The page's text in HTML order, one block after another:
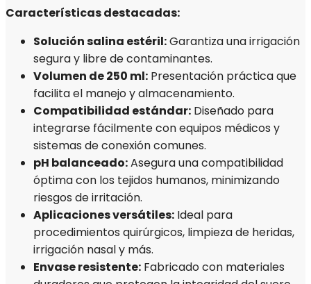
Características destacadas:
Solución salina estéril:Garantiza una irrigación
segura y libre de contaminantes.
Volumen de 250 ml: Presentación práctica que
facilita el manejo y almacenamiento.
Compatibilidad estándar: Diseñado para
integrarse fácilmente con equipos médicos y
sistemas de conexión comunes.
pH balanceado:Asegura una compatibilidad
óptima con los tejidos humanos, minimizando
riesgos de irritación.
Aplicaciones versátiles: Ideal para
procedimientos quirúrgicos, limpieza de heridas,
irrigación nasal y más.
Envase resistente: Fabricado con materiales